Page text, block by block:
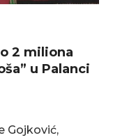
2 miliona
u Palanci
Gojković,